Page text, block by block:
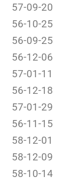
57-09-20
56-10-25
56-09-25
56-12-06
57-01-11
56-12-18
57-01-29
56-11-15
58-12-01
58-12-09
58-10-14